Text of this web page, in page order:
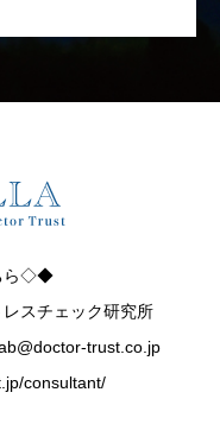
ら◇◆
スチェック研究所
trust.co.jp
consultant/